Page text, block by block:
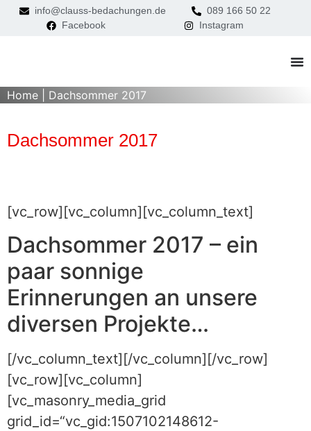
info@clauss-bedachungen.de
089 166 50 22
Facebook
Instagram
Home Dachsommer 2017
Dachsommer 2017
[vc_row][vc_column][vc_column_text]
Dachsommer 2017 – ein
paar sonnige
Erinnerungen an unsere
diversen Projekte…
[/vc_column_text][/vc_column][/vc_row]
[vc_row][vc_column]
[vc_masonry_media_grid
grid_id=“vc_gid:1507102148612-